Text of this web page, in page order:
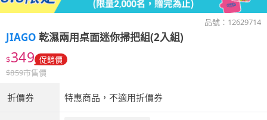
品號： 12629714
JIAGO 乾濕兩用桌面迷你掃把組(2入組)
$349 促銷價
$859市售價
折價券 特惠商品，不適用折價券